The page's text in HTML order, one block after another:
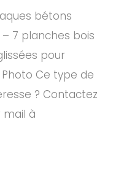
bétons
7 planches bois
pour
Ce type de
? Contactez
mail à